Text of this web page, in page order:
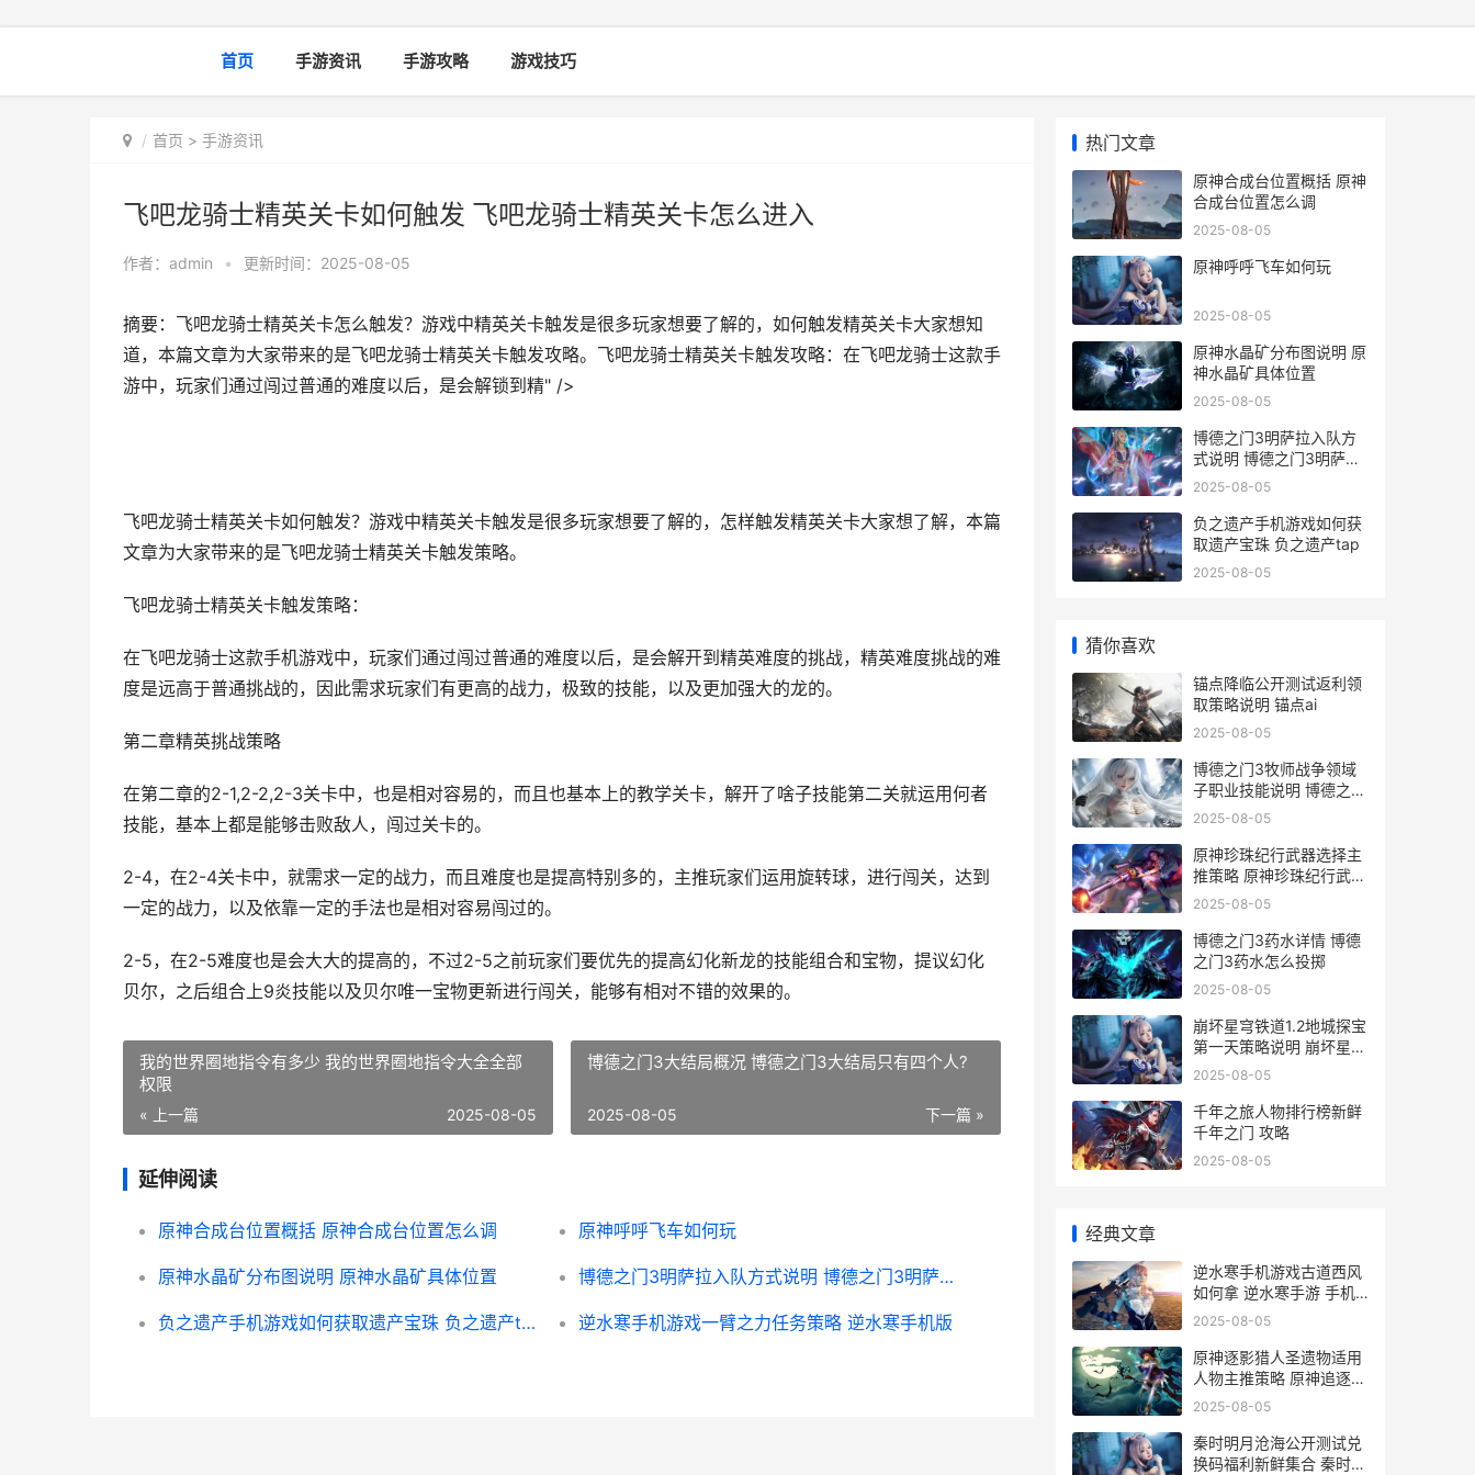
首页 手游资讯 手游攻略 游戏技巧
首页 > 手游资讯
飞吧龙骑士精英关卡如何触发 飞吧龙骑士精英关卡怎么进入
作者： admin • 更新时间：2025-08-05
摘要：飞吧龙骑士精英关卡怎么触发？游戏中精英关卡触发是很多玩家想要了解的，如何触发精英关卡大家想知
道，本篇文章为大家带来的是飞吧龙骑士精英关卡触发攻略。飞吧龙骑士精英关卡触发攻略：在飞吧龙骑士这款手
游中，玩家们通过闯过普通的难度以后，是会解锁到精" />
飞吧龙骑士精英关卡如何触发？游戏中精英关卡触发是很多玩家想要了解的，怎样触发精英关卡大家想了解，本篇
文章为大家带来的是飞吧龙骑士精英关卡触发策略。
飞吧龙骑士精英关卡触发策略：
在飞吧龙骑士这款手机游戏中，玩家们通过闯过普通的难度以后，是会解开到精英难度的挑战，精英难度挑战的难
度是远高于普通挑战的，因此需求玩家们有更高的战力，极致的技能，以及更加强大的龙的。
第二章精英挑战策略
在第二章的2-1,2-2,2-3关卡中，也是相对容易的，而且也基本上的教学关卡，解开了啥子技能第二关就运用何者
技能，基本上都是能够击败敌人，闯过关卡的。
2-4，在2-4关卡中，就需求一定的战力，而且难度也是提高特别多的，主推玩家们运用旋转球，进行闯关，达到
一定的战力，以及依靠一定的手法也是相对容易闯过的。
2-5，在2-5难度也是会大大的提高的，不过2-5之前玩家们要优先的提高幻化新龙的技能组合和宝物，提议幻化
贝尔，之后组合上9炎技能以及贝尔唯一宝物更新进行闯关，能够有相对不错的效果的。
我的世界圈地指令有多少 我的世界圈地指令大全全部
权限
« 上一篇 2025-08-05
博德之门3大结局概况 博德之门3大结局只有四个人?
下一篇 »
2025-08-05
延伸阅读
原神合成台位置概括 原神合成台位置怎么调 原神呼呼飞车如何玩
原神水晶矿分布图说明 原神水晶矿具体位置 博德之门3明萨拉入队方式说明 博德之门3明萨拉和哈尔辛能共存吗
负之遗产手机游戏如何获取遗产宝珠 负之遗产tap 逆水寒手机游戏一臂之力任务策略 逆水寒手机版
热门文章
原神合成台位置概括 原神
合成台位置怎么调
2025-08-05
原神呼呼飞车如何玩
2025-08-05
原神水晶矿分布图说明 原
神水晶矿具体位置
2025-08-05
博德之门3明萨拉入队方
式说明 博德之门3明萨拉
和哈尔辛能共存吗
2025-08-05
负之遗产手机游戏如何获
取遗产宝珠 负之遗产tap
2025-08-05
猜你喜欢
锚点降临公开测试返利领
取策略说明 锚点ai
2025-08-05
博德之门3牧师战争领域
子职业技能说明 博德之门
3牧师升级表
2025-08-05
原神珍珠纪行武器选择主
推策略 原神珍珠纪行武器
推荐
2025-08-05
博德之门3药水详情 博德
之门3药水怎么投掷
2025-08-05
崩坏星穹铁道1.2地城探宝
第一天策略说明 崩坏星穹
铁道12泰坦分别是谁
2025-08-05
千年之旅人物排行榜新鲜
千年之门 攻略
2025-08-05
经典文章
逆水寒手机游戏古道西风
如何拿 逆水寒手游 手机
游戏
2025-08-05
原神逐影猎人圣遗物适用
人物主推策略 原神追逐暗
影任务
2025-08-05
秦时明月沧海公开测试兑
换码福利新鲜集合 秦时明